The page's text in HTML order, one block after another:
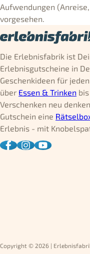
Aufwendungen
vorgesehen.
Die Erlebnisfabrik ist
Erlebnisgutscheine in
Geschenkideen für
über Essen & Trinken bis
Verschenken neu
Gutschein eine
Erlebnis - mit
Copyright © 2026 |